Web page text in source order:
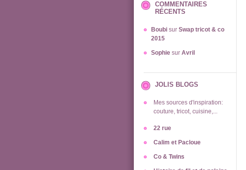
COMMENTAIRES
RÉCENTS
Boubi sur Swap tricot & co
2015
Sophie sur Avril
JOLIS BLOGS
Mes sources d'inspiration:
couture, tricot, cuisine,...
22 rue
Calim et Pacloue
Co & Twins